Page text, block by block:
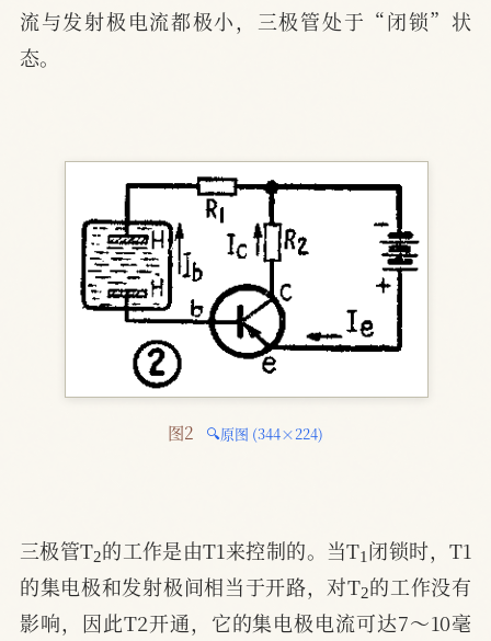
流与发射极电流都极小，三极管处于“闭锁”状
态。
图2 🔍原图 (344×224)
三极管T 2
的工作是由T1来控制的。当T 闭锁时，T1
的集电极和发射极间相当于开路，对T2的工作没有
影响，因此T2开通，它的集电极电流可达7～10毫